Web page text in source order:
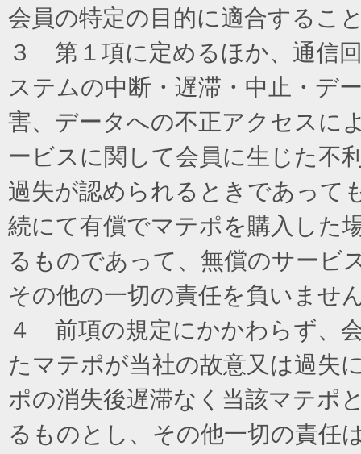
会員の特定の目的に適合するこ
３ 第１項に定めるほか、通信
ステムの中断・遅滞・中止・デ
害、データへの不正アクセスに
ービスに関して会員に生じた不
過失が認められるときであって
続にて有償でマテポを購入した
るものであって、無償のサービ
その他の一切の責任を負いませ
４ 前項の規定にかかわらず、
たマテポが当社の故意又は過失
ポの消失後遅滞なく当該マテポ
るものとし、その他一切の責任